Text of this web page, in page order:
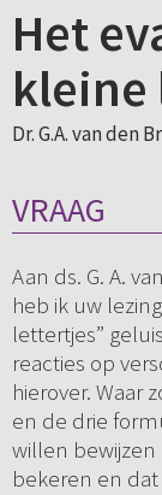
Het
kleine
Dr. G.A. van den
VRAAG
Aan ds. G. A.
heb ik uw
lettertjes”
reacties op
hierover. Waar
en de drie
willen bewijzen
bekeren en